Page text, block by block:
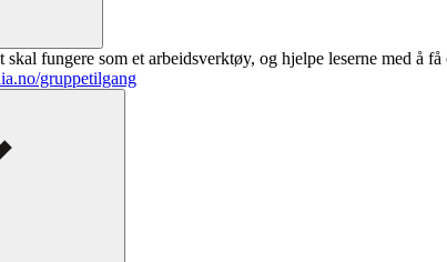
fungere som et arbeidsverktøy, og hjelpe leserne med å
gruppetilgang